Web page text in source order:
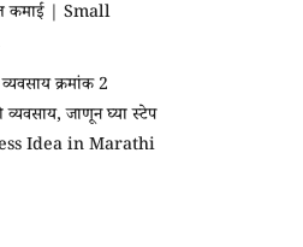
कमाई | Small
क्रमांक 2
व्यवसाय, जाणून घ्या स्टेप
Idea in Marathi